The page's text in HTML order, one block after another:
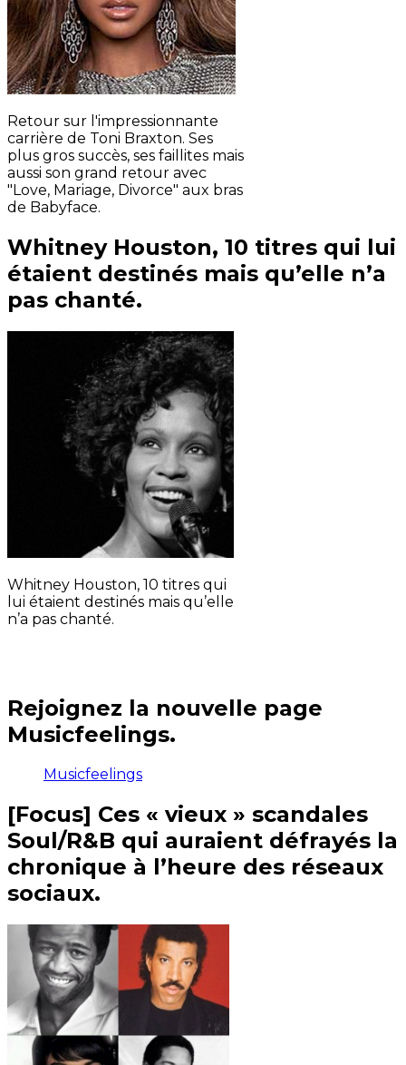
Retour sur l'impressionnante
carrière de Toni Braxton. Ses
plus gros succès, ses faillites mais
aussi son grand retour avec
"Love, Mariage, Divorce" aux bras
de Babyface.
Whitney Houston, 10 titres qui lui
étaient destinés mais qu’elle n’a
pas chanté.
Whitney Houston, 10 titres qui
lui étaient destinés mais qu’elle
n’a pas chanté.
Rejoignez la nouvelle page
Musicfeelings.
Musicfeelings
[Focus] Ces « vieux » scandales
Soul/R&B qui auraient défrayés la
chronique à l’heure des réseaux
sociaux.